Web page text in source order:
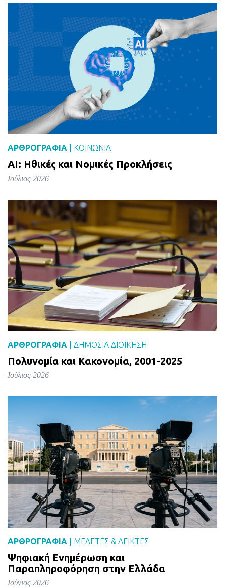
ΑΡΘΡΟΓΡΑΦΙΑ | ΚΟΙΝΩΝΙΑ
AI: Ηθικές και Νομικές Προκλήσεις
Ιούλιος 2026
ΑΡΘΡΟΓΡΑΦΙΑ | ΔΗΜΌΣΙΑ ΔΙΟΊΚΗΣΗ
Πολυνομία και Κακονομία, 2001-2025
Ιούλιος 2026
ΑΡΘΡΟΓΡΑΦΙΑ | ΜΕΛΈΤΕΣ & ΔΕΙΚΤΕΣ
Ψηφιακή Ενημέρωση και
Παραπληροφόρηση στην Ελλάδα
Ιούνιος 2026